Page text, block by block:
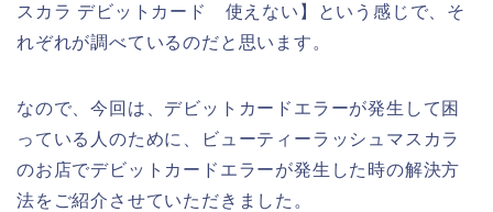
スカラ デビットカード 使えない】という感じで、そ
れぞれが調べているのだと思います。
なので、今回は、デビットカードエラーが発生して困
っている人のために、ビューティーラッシュマスカラ
のお店でデビットカードエラーが発生した時の解決方
法をご紹介させていただきました。